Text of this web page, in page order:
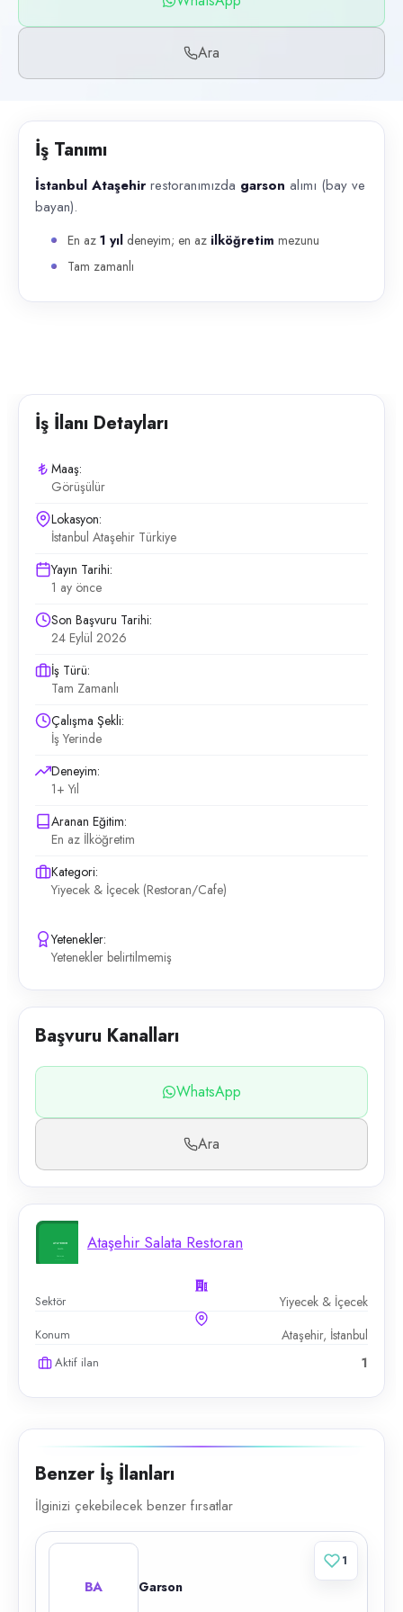
WhatsApp, Telefon
İlan açıklaması
Ara
İş Tanımı
İstanbul Ataşehirrestoranımızda garson alımı (bay ve
bayan).
En az 1 yıl deneyim; en az ilköğretim mezunu
Tam zamanlı
İş İlanı Detayları
Maaş:
Görüşülür
Lokasyon:
İstanbul Ataşehir Türkiye
Yayın Tarihi:
1 ay önce
Son Başvuru Tarihi:
24 Eylül 2026
İş Türü:
Tam Zamanlı
Çalışma Şekli:
İş Yerinde
Deneyim:
1+ Yıl
Aranan Eğitim:
En az İlköğretim
Kategori:
Yiyecek & İçecek (Restoran/Cafe)
Yetenekler:
Yetenekler belirtilmemiş
Başvuru Kanalları
WhatsApp
Ara
Ataşehir Salata Restoran
Sektör Yiyecek & İçecek
Konum Ataşehir, İstanbul
Aktif ilan 1
Benzer İş İlanları
İlginizi çekebilecek benzer fırsatlar
BA Garson
1